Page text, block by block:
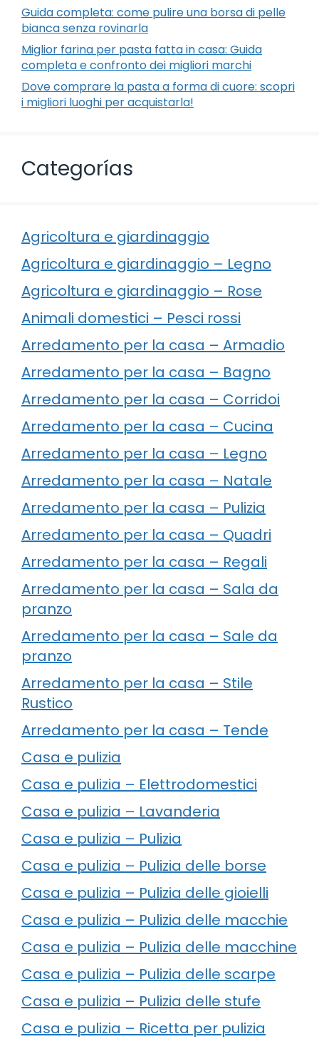
Guida completa: come pulire una borsa di pelle
bianca senza rovinarla
Miglior farina per pasta fatta in casa: Guida
completa e confronto dei migliori marchi
Dove comprare la pasta a forma di cuore: scopri
i migliori luoghi per acquistarla!
Categorías
Agricoltura e giardinaggio
Agricoltura e giardinaggio – Legno
Agricoltura e giardinaggio – Rose
Animali domestici – Pesci rossi
Arredamento per la casa – Armadio
Arredamento per la casa – Bagno
Arredamento per la casa – Corridoi
Arredamento per la casa – Cucina
Arredamento per la casa – Legno
Arredamento per la casa – Natale
Arredamento per la casa – Pulizia
Arredamento per la casa – Quadri
Arredamento per la casa – Regali
Arredamento per la casa – Sala da
pranzo
Arredamento per la casa – Sale da
pranzo
Arredamento per la casa – Stile
Rustico
Arredamento per la casa – Tende
Casa e pulizia
Casa e pulizia – Elettrodomestici
Casa e pulizia – Lavanderia
Casa e pulizia – Pulizia
Casa e pulizia – Pulizia delle borse
Casa e pulizia – Pulizia delle gioielli
Casa e pulizia – Pulizia delle macchie
Casa e pulizia – Pulizia delle macchine
Casa e pulizia – Pulizia delle scarpe
Casa e pulizia – Pulizia delle stufe
Casa e pulizia – Ricetta per pulizia